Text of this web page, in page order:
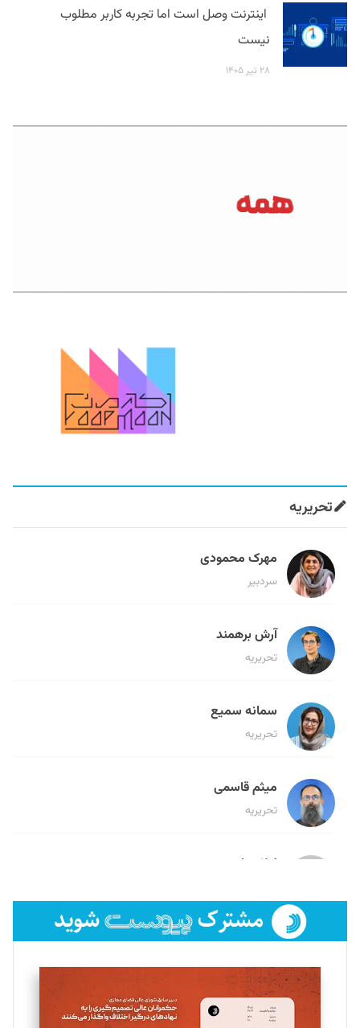
اینترنت وصل است اما تجربه کاربر مطلوب
نیست
۲۸ تیر ۱۴۰۵
تحریریه
مهرک محمودی
سردبیر
آرش برهمند
تحریریه
سمانه سمیع
تحریریه
میثم قاسمی
تحریریه
لیلا حنارود
فائزه فتحی رستمی
تحریریه
سروش کرمیان